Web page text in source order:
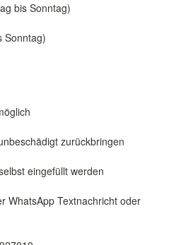
bis Sonntag)
Sonntag)
zurückbringen
eingefüllt werden
WhatsApp Textnachricht oder